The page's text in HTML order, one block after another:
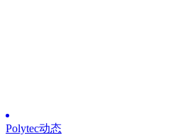
Polytec动态